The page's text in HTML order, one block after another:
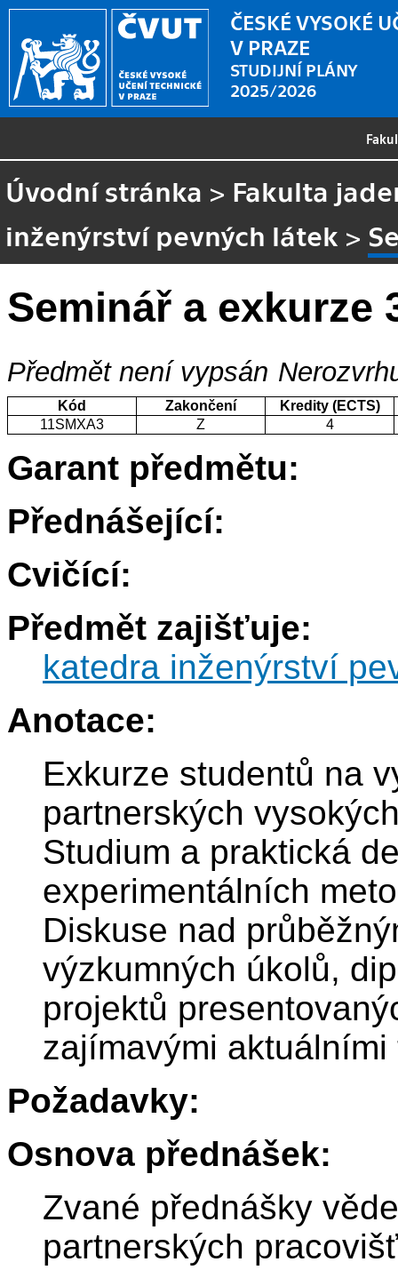
ČESKÉ VYSOKÉ
V PRAZE
STUDIJNÍ PLÁNY
2025/2026
Úvodní stránka > Fakulta
inženýrství pevných látek >
Seminář a exkurze
Předmět není vypsán
Kód Zakončení
Kredity (ECTS)
11SMXA3
Z 4
Garant předmětu:
Přednášející:
Cvičící:
Předmět zajišťuje:
katedra inženýrství
Anotace:
Exkurze studentů na
partnerských
Studium a praktická
experimentálních
Diskuse nad
výzkumných úkolů,
projektů
zajímavými aktuálními
Požadavky:
Osnova přednášek:
Zvané přednášky
partnerských